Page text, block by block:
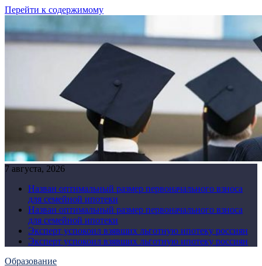
Перейти к содержимому
7 августа, 2026
Назван оптимальный размер первоначального взноса
для семейной ипотеки
Назван оптимальный размер первоначального взноса
для семейной ипотеки
Эксперт успокоил взявших льготную ипотеку россиян
Эксперт успокоил взявших льготную ипотеку россиян
Образование